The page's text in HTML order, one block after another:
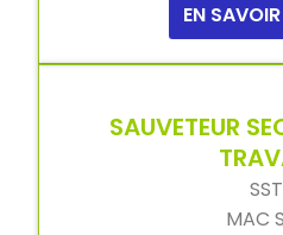
EN
SAUVETEUR
SST
MAC